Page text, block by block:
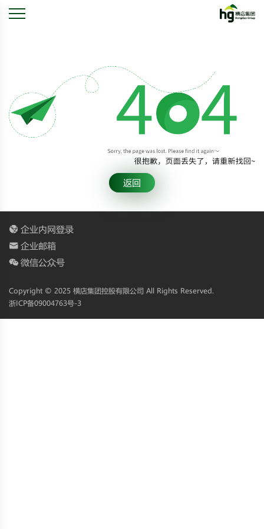
返回
企业内网登录
企业邮箱
微信公众号
Copyright © 2025 横店集团控股有限公司 All Rights Reserved.
浙ICP备09004763号-3